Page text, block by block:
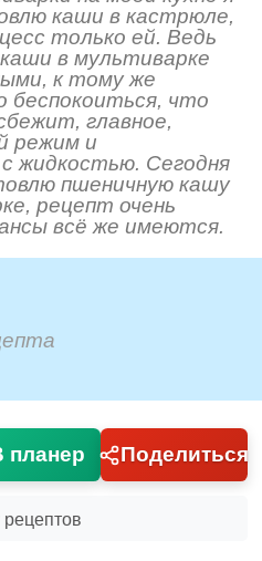
каши в кастрюле,
только ей. Ведь
в мультиварке
к тому же
беспокоиться, что
главное,
режим и
жидкостью. Сегодня
пшеничную кашу
рецепт очень
всё же имеются.
планер Поделиться
рецептов